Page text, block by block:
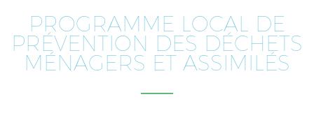
PROGRAMME LOCAL DE
PRÉVENTION DES DÉCHETS
MÉNAGERS ET ASSIMILÉS